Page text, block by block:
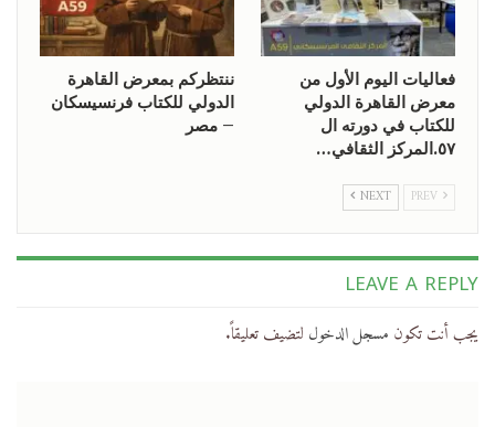
فعاليات اليوم الأول من
معرض القاهرة الدولي
للكتاب في دورته ال
٥٧.المركز الثقافي…
ننتظركم بمعرض القاهرة
الدولي للكتاب فرنسيسكان
– مصر
NEXT
LEAVE A REPLY
يجب أنت تكون مسجل الدخول لتضيف تعليقاً.